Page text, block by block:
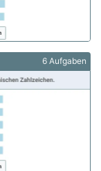
6 Aufgaben